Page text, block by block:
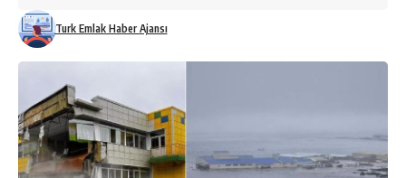
Turk Emlak Haber Ajansı